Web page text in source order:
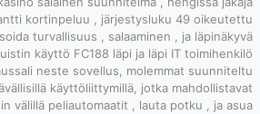
keskeyttää ,
toimivalta .
peruste .
saumattoman